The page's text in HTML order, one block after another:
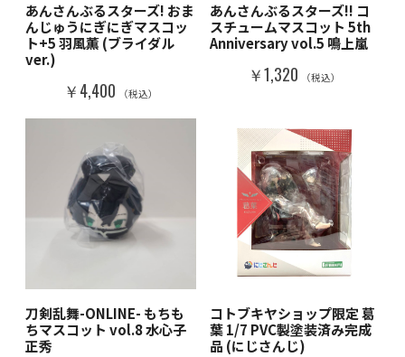
あんさんぶるスターズ! おま
んじゅうにぎにぎマスコッ
ト+5 羽風薫 (ブライダル
ver.)
￥4,400 （税込）
あんさんぶるスターズ!! コ
スチュームマスコット 5th
Anniversary vol.5 鳴上嵐
￥1,320 （税込）
刀剣乱舞-ONLINE- もちも
ちマスコット vol.8 水心子
正秀
コトブキヤショップ限定 葛
葉 1/7 PVC製塗装済み完成
品 (にじさんじ)